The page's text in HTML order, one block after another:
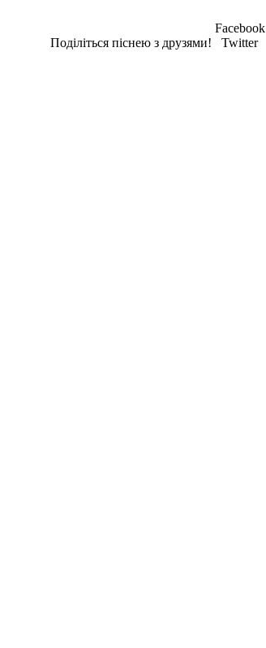
Поділіться піснею з друзями!
Facebook
Twitter